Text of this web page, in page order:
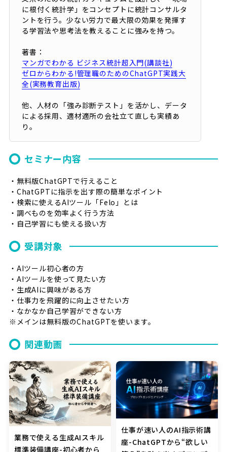
に根付く統計学」をコンセプトに統計コンサルタ
ントを行う。少ない労力で最大限の効果を発揮す
る学習法や思考法を教えることに強みを持つ。
著書：
マンガでわかる ビジネス統計超入門(講談社)
ゼロからわかる!管理職のためのChatGPT実践大
全(実務教育出版)
他、人材の「強み診断テスト」を活かし、データ
による採用、適材適所の会社立て直しも実績あ
り。
セミナー内容
・無料版ChatGPTで行えること
・ChatGPTに指示を出す際の簡単なポイント
・検索に使えるAIツール「Felo」とは
・調べものを効率よく行う方法
・自己学習にも使える扱い方
受講対象
・AIツール初心者の方
・AIツールを使って見たい方
・生成AIに興味がある方
・仕事力を飛躍的に向上させたい方
・なかなか自己学習ができない方
※メインは無料版のChatGPTを使います。
関連動画
業務で使える生成AIスキル
標準装備講座-初心者から
仕事が速い人のAI指示術講
座-ChatGPTから“欲しい